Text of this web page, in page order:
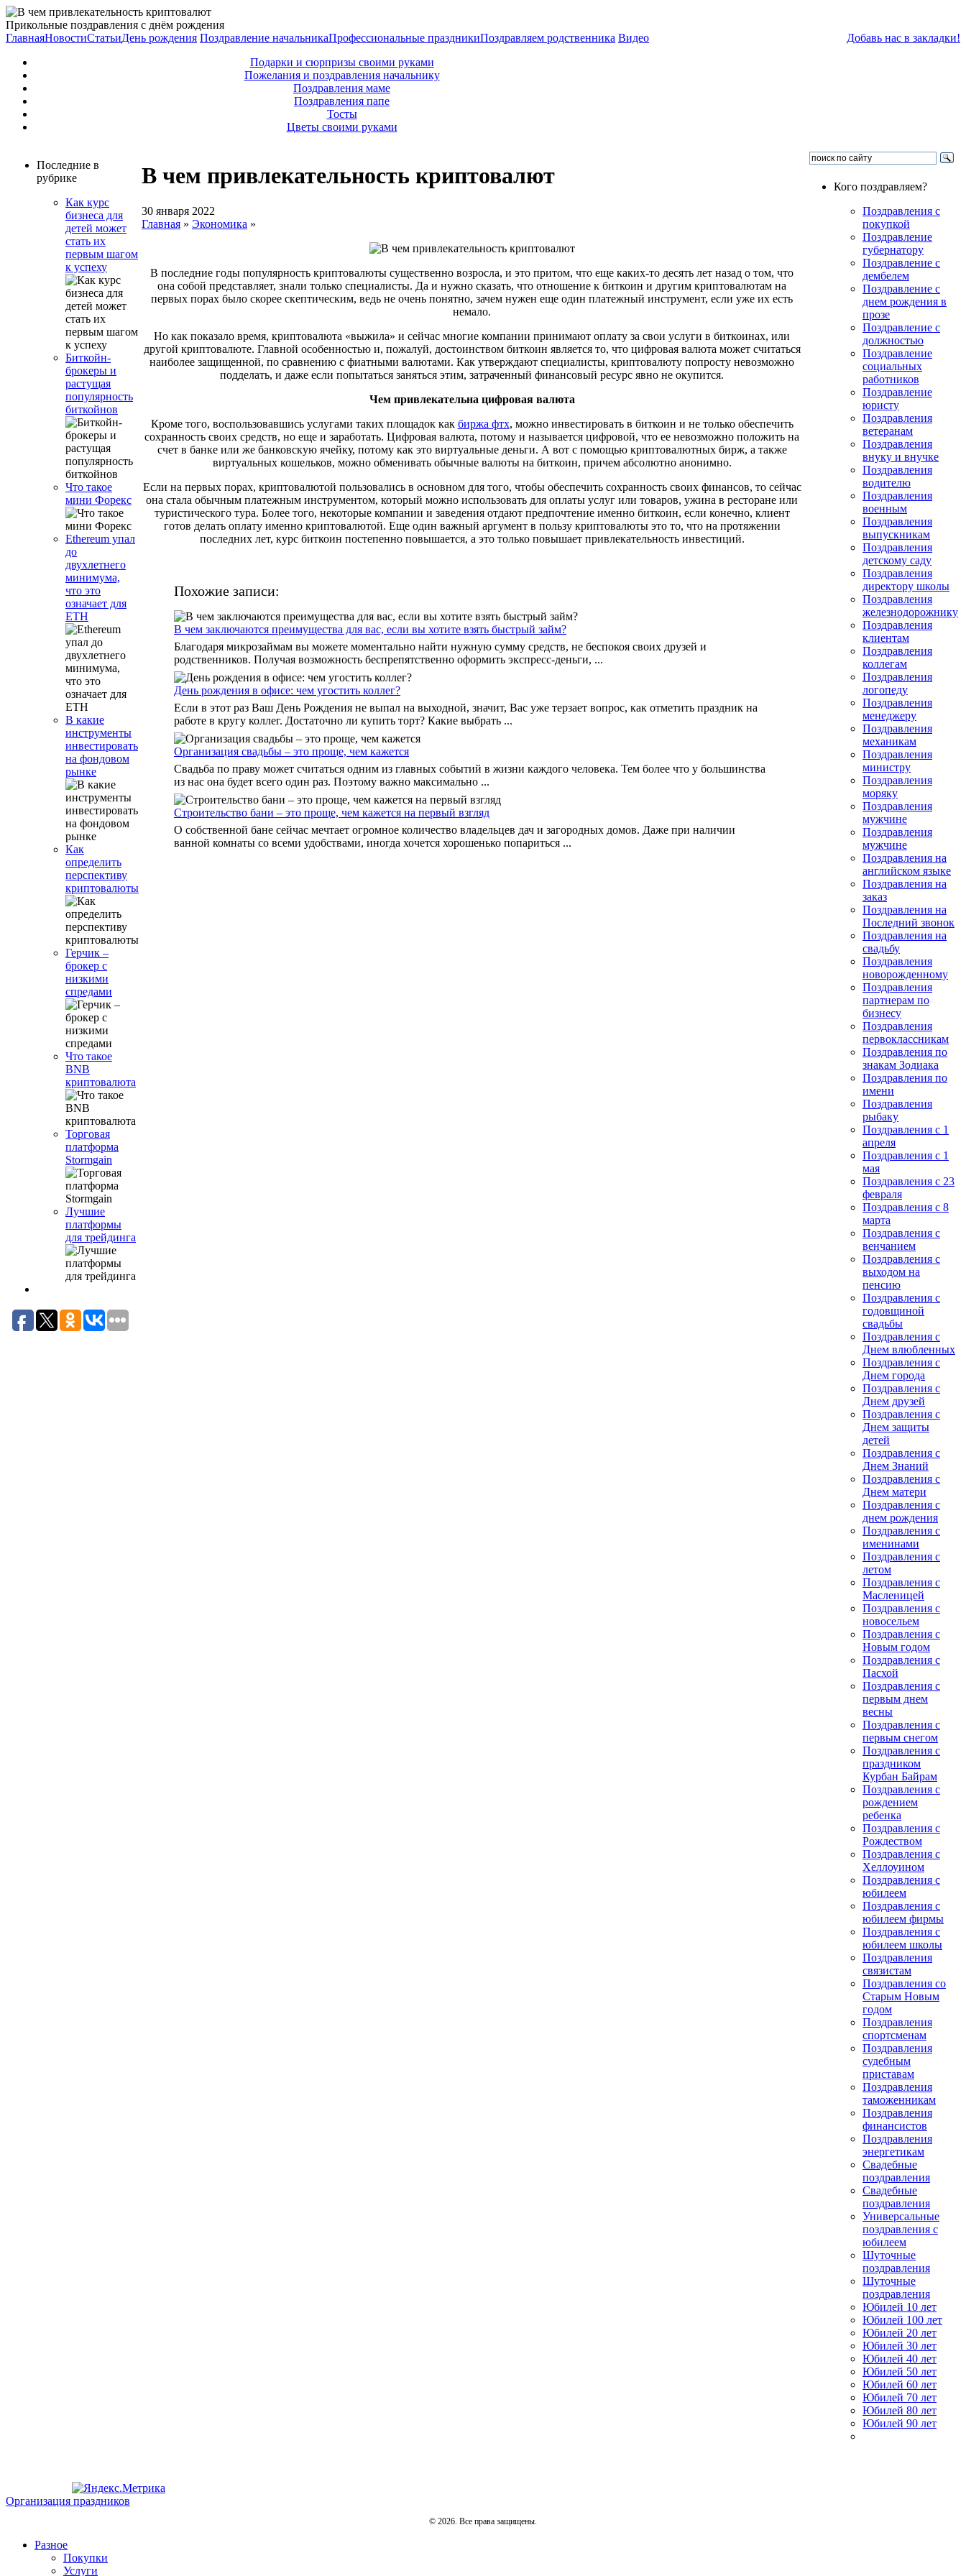
Прикольные поздравления с днём рождения
ГлавнаяНовостиСтатьиДень рождения Поздравление начальникаПрофессиональные праздникиПоздравляем родственника Видео
Подарки и сюрпризы своими руками
Пожелания и поздравления начальнику
Поздравления маме
Поздравления папе
Тосты
Цветы своими руками
Добавь нас в закладки!
Последние в
рубрике
Как курс
бизнеса для
детей может
стать их
первым шагом
к успеху
Биткойн-
брокеры и
растущая
популярность
биткойнов
Что такое
мини Форекс
Ethereum упал
до
двухлетнего
минимума,
что это
означает для
ETH
В какие
инструменты
инвестировать
на фондовом
рынке
Как
определить
перспективу
криптовалюты
Герчик –
брокер с
низкими
спредами
Что такое
BNB
криптовалюта
Торговая
платформа
Stormgain
Лучшие
платформы
для трейдинга
В чем привлекательность криптовалют
30 января 2022
Главная » Экономика »
В последние годы популярность криптовалюты существенно возросла, и это притом, что еще каких-то десять лет назад о том, что
она собой представляет, знали только специалисты. Да и нужно сказать, что отношение к биткоин и другим криптовалютам на
первых порах было скорее скептическим, ведь не очень понятно, зачем нужен еще один платежный инструмент, если уже их есть
немало.
Но как показало время, криптовалюта «выжила» и сейчас многие компании принимают оплату за свои услуги в биткоинах, или
другой криптовалюте. Главной особенностью и, пожалуй, достоинством биткоин является то, что цифровая валюта может считаться
наиболее защищенной, по сравнению с фиатными валютами. Как утверждают специалисты, криптовалюту попросту невозможно
подделать, и даже если попытаться заняться этим, затраченный финансовый ресурс явно не окупится.
Чем привлекательна цифровая валюта
Кроме того, воспользовавшись услугами таких площадок как биржа фтх, можно инвестировать в биткоин и не только обеспечить
сохранность своих средств, но еще и заработать. Цифровая валюта, потому и называется цифровой, что ее невозможно положить на
счет в банке или же банковскую ячейку, потому как это виртуальные деньги. А вот с помощью криптовалютных бирж, а также
виртуальных кошельков, можно обменивать обычные валюты на биткоин, причем абсолютно анонимно.
Если на первых порах, криптовалютой пользовались в основном для того, чтобы обеспечить сохранность своих финансов, то сейчас
она стала обычным платежным инструментом, который можно использовать для оплаты услуг или товаров, ужина в ресторане или
туристического тура. Более того, некоторые компании и заведения отдают предпочтение именно биткоин, если конечно, клиент
готов делать оплату именно криптовалютой. Еще один важный аргумент в пользу криптовалюты это то, что на протяжении
последних лет, курс биткоин постепенно повышается, а это только повышает привлекательность инвестиций.
Похожие записи:
В чем заключаются преимущества для вас, если вы хотите взять быстрый займ?
Благодаря микрозаймам вы можете моментально найти нужную сумму средств, не беспокоя своих друзей и
родственников. Получая возможность беспрепятственно оформить экспресс-деньги, ...
День рождения в офисе: чем угостить коллег?
Если в этот раз Ваш День Рождения не выпал на выходной, значит, Вас уже терзает вопрос, как отметить праздник на
работе в кругу коллег. Достаточно ли купить торт? Какие выбрать ...
Организация свадьбы – это проще, чем кажется
Свадьба по праву может считаться одним из главных событий в жизни каждого человека. Тем более что у большинства
из нас она будет всего один раз. Поэтому важно максимально ...
Строительство бани – это проще, чем кажется на первый взгляд
О собственной бане сейчас мечтает огромное количество владельцев дач и загородных домов. Даже при наличии
ванной комнаты со всеми удобствами, иногда хочется хорошенько попариться ...
Кого поздравляем?
Поздравления с
покупкой
Поздравление
губернатору
Поздравление с
дембелем
Поздравление с
днем рождения в
прозе
Поздравление с
должностью
Поздравление
социальных
работников
Поздравление
юристу
Поздравления
ветеранам
Поздравления
внуку и внучке
Поздравления
водителю
Поздравления
военным
Поздравления
выпускникам
Поздравления
детскому саду
Поздравления
директору школы
Поздравления
железнодорожнику
Поздравления
клиентам
Поздравления
коллегам
Поздравления
логопеду
Поздравления
менеджеру
Поздравления
механикам
Поздравления
министру
Поздравления
моряку
Поздравления
мужчине
Поздравления
мужчине
Поздравления на
английском языке
Поздравления на
заказ
Поздравления на
Последний звонок
Поздравления на
свадьбу
Поздравления
новорожденному
Поздравления
партнерам по
бизнесу
Поздравления
первоклассникам
Поздравления по
знакам Зодиака
Поздравления по
имени
Поздравления
рыбаку
Поздравления с 1
апреля
Поздравления с 1
мая
Поздравления с 23
февраля
Поздравления с 8
марта
Поздравления с
венчанием
Поздравления с
выходом на
пенсию
Поздравления с
годовщиной
свадьбы
Поздравления с
Днем влюбленных
Поздравления с
Днем города
Поздравления с
Днем друзей
Поздравления с
Днем защиты
детей
Поздравления с
Днем Знаний
Поздравления с
Днем матери
Поздравления с
днем рождения
Поздравления с
именинами
Поздравления с
летом
Поздравления с
Масленицей
Поздравления с
новосельем
Поздравления с
Новым годом
Поздравления с
Пасхой
Поздравления с
первым днем
весны
Поздравления с
первым снегом
Поздравления с
праздником
Курбан Байрам
Поздравления с
рождением
ребенка
Поздравления с
Рождеством
Поздравления с
Хеллоуином
Поздравления с
юбилеем
Поздравления с
юбилеем фирмы
Поздравления с
юбилеем школы
Поздравления
связистам
Поздравления со
Старым Новым
годом
Поздравления
спортсменам
Поздравления
судебным
приставам
Поздравления
таможенникам
Поздравления
финансистов
Поздравления
энергетикам
Свадебные
поздравления
Свадебные
поздравления
Универсальные
поздравления с
юбилеем
Шуточные
поздравления
Шуточные
поздравления
Юбилей 10 лет
Юбилей 100 лет
Юбилей 20 лет
Юбилей 30 лет
Юбилей 40 лет
Юбилей 50 лет
Юбилей 60 лет
Юбилей 70 лет
Юбилей 80 лет
Юбилей 90 лет
Организация праздников
© 2026. Все права защищены.
Разное
Покупки
Услуги